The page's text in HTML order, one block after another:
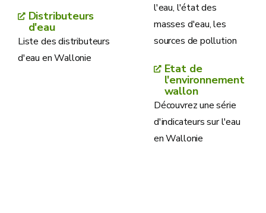
Distributeurs
d'eau
Liste des distributeurs
d'eau en Wallonie
l'eau, l'état des
masses d'eau, les
sources de pollution
Etat de
l'environnement
wallon
Découvrez une série
d'indicateurs sur l'eau
en Wallonie